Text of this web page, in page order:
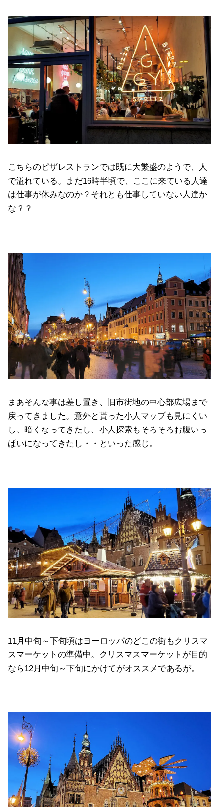
こちらのピザレストランでは既に大繁盛のようで、人
で溢れている。まだ16時半頃で、ここに来ている人達
は仕事が休みなのか？それとも仕事していない人達か
な？？
まあそんな事は差し置き、旧市街地の中心部広場まで
戻ってきました。意外と貰った小人マップも見にくい
し、暗くなってきたし、小人探索もそろそろお腹いっ
ぱいになってきたし・・といった感じ。
11月中旬～下旬頃はヨーロッパのどこの街もクリスマ
スマーケットの準備中。クリスマスマーケットが目的
なら12月中旬～下旬にかけてがオススメであるが。